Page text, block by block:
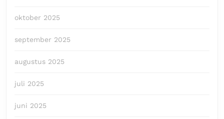
oktober 2025
september 2025
augustus 2025
juli 2025
juni 2025